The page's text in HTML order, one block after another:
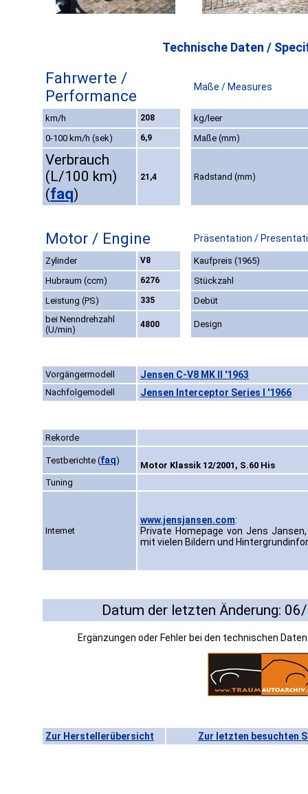
Technische Daten /
Fahrwerte /
Performance
Maße / Measures
km/h 208
kg/leer
0-100 km/h (sek)
6,9 Maße (mm)
Verbrauch
(L/100 km)
(faq)
21,4 Radstand (mm)
Motor / Engine Präsentation /
Zylinder V8
Kaufpreis (1965)
Hubraum (ccm)
6276
Stückzahl
Leistung (PS)
335
Debüt
bei Nenndrehzahl
(U/min)
4800 Design
Vorgängermodell Jensen C-V8 MK II '1963
Nachfolgemodell Jensen Interceptor Series I '1966
Rekorde
Testberichte (faq)
Motor Klassik 12/2001, S.60 His
Tuning
Internet
www.jensjansen.com:
Private Homepage von Jens
mit vielen Bildern und
Datum der letzten Änderung:
Ergänzungen oder Fehler bei den technischen
Zur Herstellerübersicht Zur letzten besuchten